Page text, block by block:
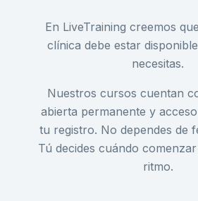
En LiveTraining creemos
clínica debe estar
necesitas.
Nuestros cursos cuentan
abierta permanente y
tu registro. No dependes de
Tú decides cuándo
ritmo.